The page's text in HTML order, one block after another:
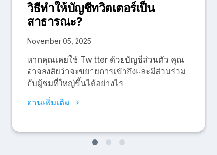
วิธีทำให้บัญชีทวิตเตอร์เป็น
สาธารณะ?
November 05, 2025
หากคุณเคยใช้ Twitter ด้วยบัญชีส่วนตัว คุณ
อาจสงสัยว่าจะขยายการเข้าถึงและมีส่วนร่วม
กับผู้ชมที่ใหญ่ขึ้นได้อย่างไร
อ่านเพิ่มเติม →